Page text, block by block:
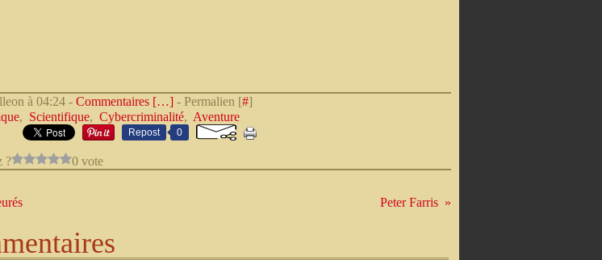
à 04:24 - Commentaires […] - Permalien [#]
, Scientifique, Cybercriminalité, Aventure
Repost 0
? 0 vote
Peter Farris